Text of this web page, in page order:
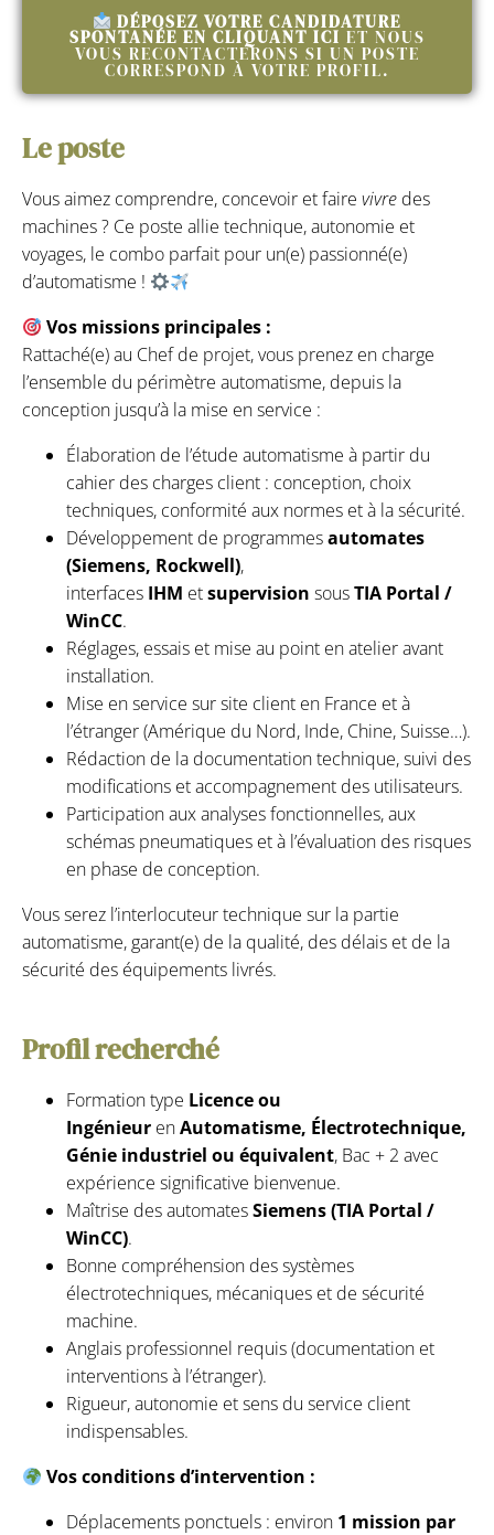
DÉPOSEZ VOTRE CANDIDATURE
SPONTANÉE EN CLIQUANT ICI ET NOUS
VOUS RECONTACTERONS SI UN POSTE
CORRESPOND À VOTRE PROFIL.
Le poste
Vous aimez comprendre, concevoir et faire vivre des
machines ? Ce poste allie technique, autonomie et
voyages, le combo parfait pour un(e) passionné(e)
d’automatisme !
Vos missions principales :
Rattaché(e) au Chef de projet, vous prenez en charge
l’ensemble du périmètre automatisme, depuis la
conception jusqu’à la mise en service :
Élaboration de l’étude automatisme à partir du
cahier des charges client : conception, choix
techniques, conformité aux normes et à la sécurité.
Développement de programmesautomates
(Siemens, Rockwell),
interfaces IHM etsupervision sousTIA Portal /
WinCC.
Réglages, essais et mise au point en atelier avant
installation.
Mise en service sur site client en France et à
l’étranger (Amérique du Nord, Inde, Chine, Suisse…).
Rédaction de la documentation technique, suivi des
modifications et accompagnement des utilisateurs.
Participation aux analyses fonctionnelles, aux
schémas pneumatiques et à l’évaluation des risques
en phase de conception.
Vous serez l’interlocuteur technique sur la partie
automatisme, garant(e) de la qualité, des délais et de la
sécurité des équipements livrés.
Profil recherché
Formation type Licence ou
Ingénieur enAutomatisme, Électrotechnique,
Génie industriel ou équivalent, Bac + 2 avec
expérience significative bienvenue.
Maîtrise des automatesSiemens (TIA Portal /
WinCC).
Bonne compréhension des systèmes
électrotechniques, mécaniques et de sécurité
machine.
Anglais professionnel requis (documentation et
interventions à l’étranger).
Rigueur, autonomie et sens du service client
indispensables.
Vos conditions d’intervention :
Déplacements ponctuels : environ 1 mission par